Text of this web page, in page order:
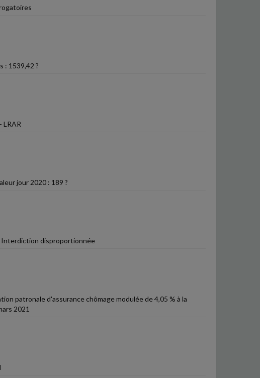
: 1539,42 ?
LRAR
jour 2020 : 189 ?
Interdiction disproportionnée
patronale d'assurance chômage modulée de 4,05 % à la
2021